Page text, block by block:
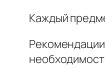
Каждый